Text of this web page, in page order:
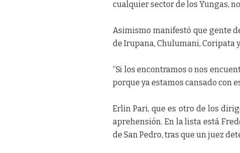
cualquier sector de los Yungas,
Asimismo manifestó que gente
de Irupana, Chulumani, Coripata
“Si los encontramos o nos
porque ya estamos cansado con
Erlin Pari, que es otro de los
aprehensión. En la lista está
de San Pedro, tras que un juez